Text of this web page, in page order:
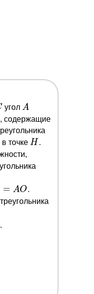
угол A
A
содержащие
A
точке H
H .
= AO.
.